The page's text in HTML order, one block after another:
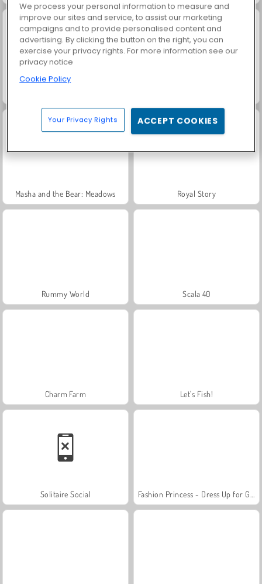
Masha and the Bear: Meadows Royal Story
Rummy World Scala 40
Charm Farm Let's Fish!
Solitaire Social
We process your personal information to measure and
improve our sites and service, to assist our marketing
campaigns and to provide personalised content and
advertising. By clicking the button on the right, you can
exercise your privacy rights. For more information see our
privacy notice
Cookie Policy
Your Privacy Rights ACCEPT COOKIES